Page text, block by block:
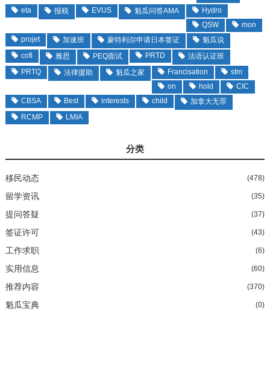
eta
报税 EVUS 魁瓜问答AMA
Hydro
QSW
mon
projet
加速班 蒙特利尔申请日本签证
魁瓜说
cofi
雅思 PEQ面试 PRTD
法语认证班
PRTQ
法律援助 魁瓜之家 Francisation
stm
on
hold
CIC
CBSA
Best interests child
加拿大无罪
RCMP
LMIA
分类
移民动态 (478)
留学资讯 (35)
提问答疑 (37)
签证许可 (43)
工作求职 (6)
实用信息 (60)
推荐内容 (370)
魁瓜宝典 (0)